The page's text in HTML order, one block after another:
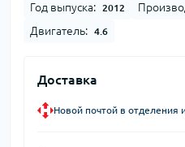
Год выпуска: 2012
Двигатель: 4.6
Доставка
Новой почтой в отделения